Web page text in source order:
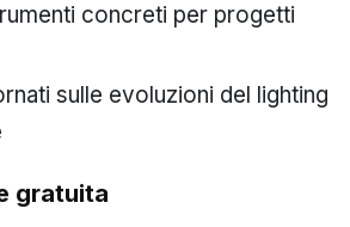
concreti per progetti
sulle evoluzioni del lighting
gratuita